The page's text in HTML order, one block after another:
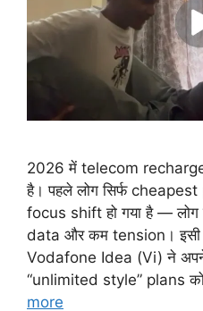
2026 में telecom
है। पहले लोग सिर्फ
focus shift हो गया है — लोग
data और कम tension।
Vodafone Idea (Vi) ने
“unlimited style” plans
more